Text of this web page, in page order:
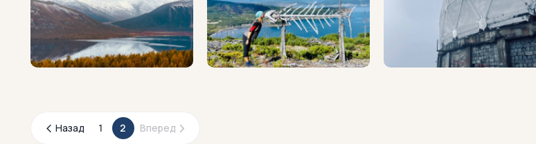
Назад 1 2 Вперед